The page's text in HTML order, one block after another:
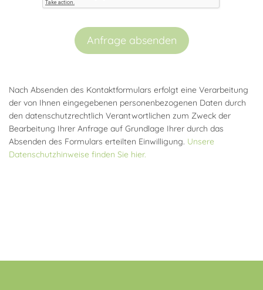
Anfrage absenden
Nach Absenden des Kontaktformulars erfolgt eine Verarbeitung
der von Ihnen eingegebenen personenbezogenen Daten durch
den datenschutzrechtlich Verantwortlichen zum Zweck der
Bearbeitung Ihrer Anfrage auf Grundlage Ihrer durch das
Absenden des Formulars erteilten Einwilligung. Unsere
Datenschutzhinweise finden Sie hier.